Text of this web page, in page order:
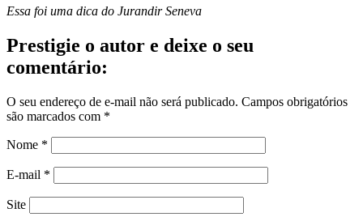
Essa foi uma dica do Jurandir Seneva
Prestigie o autor e deixe o seu
comentário:
O seu endereço de e-mail não será publicado. Campos obrigatórios
são marcados com *
Nome *
E-mail *
Site